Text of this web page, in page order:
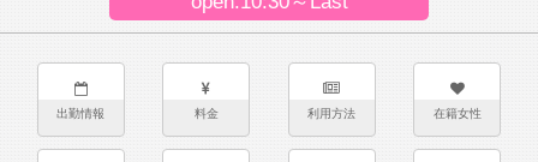
出勤情報 料金 利用方法 在籍女性